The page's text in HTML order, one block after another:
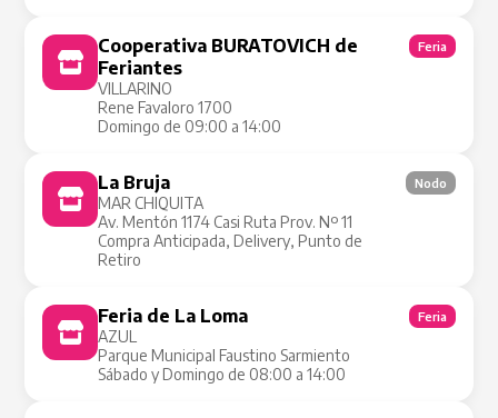
Cooperativa BURATOVICH de
Feriantes
VILLARINO
Rene Favaloro 1700
Domingo de 09:00 a 14:00
Feria
La Bruja
MAR CHIQUITA
Av. Mentón 1174 Casi Ruta Prov. Nº 11
Compra Anticipada, Delivery, Punto de
Retiro
Nodo
Feria de La Loma
AZUL
Parque Municipal Faustino Sarmiento
Sábado y Domingo de 08:00 a 14:00
Feria